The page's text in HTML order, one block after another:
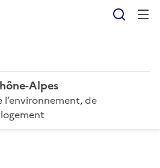
Alpes
de